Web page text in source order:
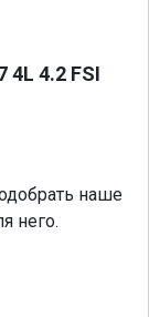
4L 4.2 FSI
наше
него.